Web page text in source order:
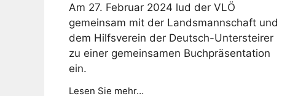
Am 27. Februar 2024 lud der VLÖ
gemeinsam mit der Landsmannschaft und
dem Hilfsverein der Deutsch-Untersteirer
zu einer gemeinsamen Buchpräsentation
ein.
Lesen Sie mehr…